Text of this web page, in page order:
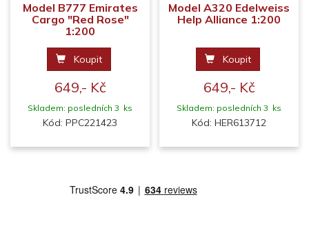
Model B777 Emirates
Cargo "Red Rose"
1:200
Koupit
649,- Kč
Skladem: posledních 3 ks
Kód: PPC221423
Model A320 Edelweiss
Help Alliance 1:200
Koupit
649,- Kč
Skladem: posledních 3 ks
Kód: HER613712